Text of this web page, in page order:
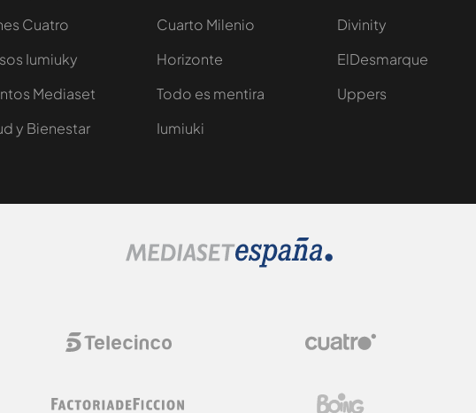
Cuatro
Iumiuky
Mediaset
y Bienestar
Cuarto Milenio
Horizonte
Todo es mentira
Iumiuki
Divinity
ElDesmarque
Uppers